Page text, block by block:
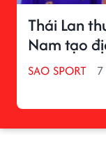
Thái Lan
Nam tạo
SAO SPORT